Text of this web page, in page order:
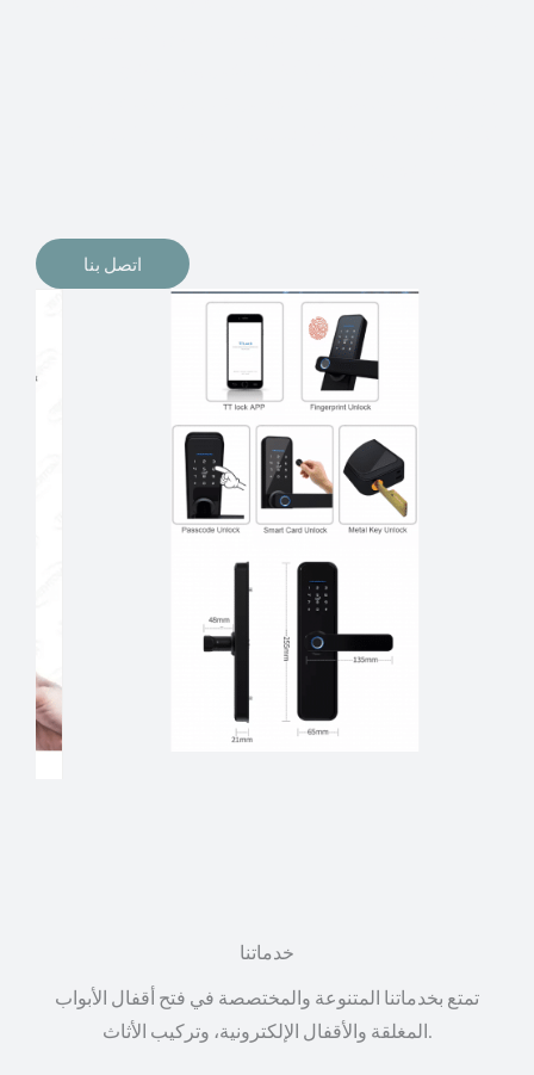
اتصل بنا
خدماتنا
تمتع بخدماتنا المتنوعة والمختصصة في فتح أقفال الأبواب